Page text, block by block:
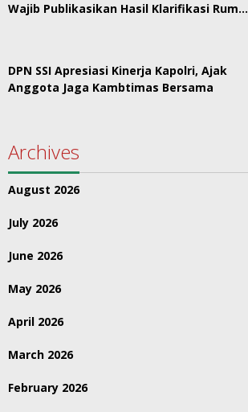
Wajib Publikasikan Hasil Klarifikasi Rum…
DPN SSI Apresiasi Kinerja Kapolri, Ajak
Anggota Jaga Kambtimas Bersama
Archives
August 2026
July 2026
June 2026
May 2026
April 2026
March 2026
February 2026